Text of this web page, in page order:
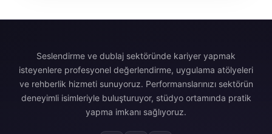
Seslendirme ve dublaj sektöründe kariyer yapmak
isteyenlere profesyonel değerlendirme, uygulama atölyeleri
ve rehberlik hizmeti sunuyoruz. Performanslarınızı sektörün
deneyimli isimleriyle buluşturuyor, stüdyo ortamında pratik
yapma imkanı sağlıyoruz.